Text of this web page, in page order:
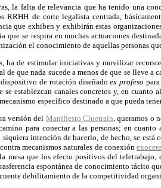
la falta de relevancia que ha tenido una
de corte legalista centrada,
que exhiben y exhibirán estas
se respira en muchas actuaciones
el conocimiento de aquellas personas
ha de estimular iniciativas y movilizar
que nada sucede a menos de que se lleve a
dispositivo de rotación diseñadoex profeso
se establezcan canales concretos y, en
específico destinado a que pueda
versión del Manifiesto Cluetrain, queramos o
para conectar a las personas; en
siquiera intención de hacerlo, de hecho, se
mecanismos naturales de conexión
mesa que los efecto positivos del
espontánea de conocimiento tácito
debilitamiento de la competitividad